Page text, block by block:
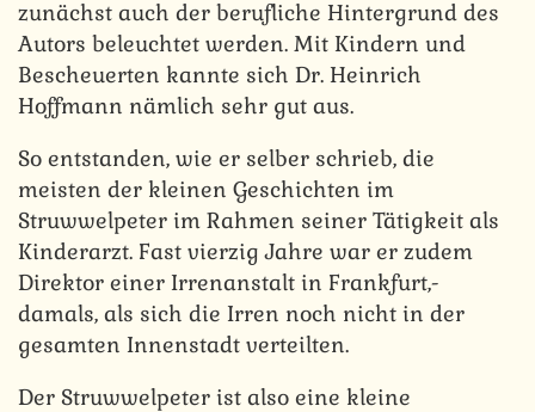
zunächst auch der berufliche Hintergrund des
Autors beleuchtet werden. Mit Kindern und
Bescheuerten kannte sich Dr. Heinrich
Hoffmann nämlich sehr gut aus.
So entstanden, wie er selber schrieb, die
meisten der kleinen Geschichten im
Struwwelpeter im Rahmen seiner Tätigkeit als
Kinderarzt. Fast vierzig Jahre war er zudem
Direktor einer Irrenanstalt in Frankfurt,-
damals, als sich die Irren noch nicht in der
gesamten Innenstadt verteilten.
Der Struwwelpeter ist also eine kleine